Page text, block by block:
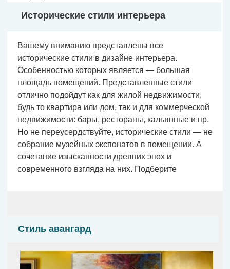
Исторические стили интерьера
Вашему вниманию представлены все
исторические стили в дизайне интерьера.
Особенностью которых является — большая
площадь помещений. Представленные стили
отлично подойдут как для жилой недвижимости,
будь то квартира или дом, так и для коммерческой
недвижимости: бары, рестораны, кальянные и пр.
Но не переусердствуйте, исторические стили — не
собрание музейных экспонатов в помещении. А
сочетание изысканности древних эпох и
современного взгляда на них. Подберите
Стиль авангард